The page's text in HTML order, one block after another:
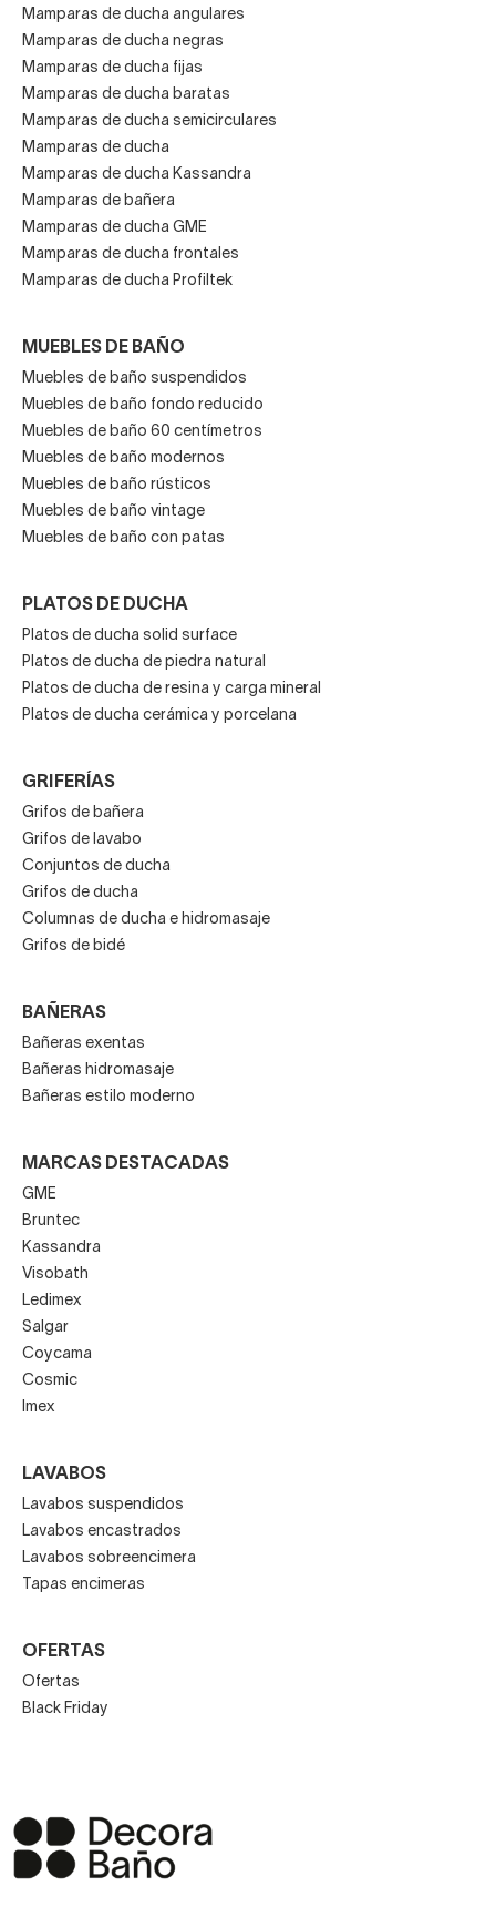
Mamparas de ducha angulares
Mamparas de ducha negras
Mamparas de ducha fijas
Mamparas de ducha baratas
Mamparas de ducha semicirculares
Mamparas de ducha
Mamparas de ducha Kassandra
Mamparas de bañera
Mamparas de ducha GME
Mamparas de ducha frontales
Mamparas de ducha Profiltek
MUEBLES DE BAÑO
Muebles de baño suspendidos
Muebles de baño fondo reducido
Muebles de baño 60 centímetros
Muebles de baño modernos
Muebles de baño rústicos
Muebles de baño vintage
Muebles de baño con patas
PLATOS DE DUCHA
Platos de ducha solid surface
Platos de ducha de piedra natural
Platos de ducha de resina y carga mineral
Platos de ducha cerámica y porcelana
GRIFERÍAS
Grifos de bañera
Grifos de lavabo
Conjuntos de ducha
Grifos de ducha
Columnas de ducha e hidromasaje
Grifos de bidé
BAÑERAS
Bañeras exentas
Bañeras hidromasaje
Bañeras estilo moderno
MARCAS DESTACADAS
GME
Bruntec
Kassandra
Visobath
Ledimex
Salgar
Coycama
Cosmic
Imex
LAVABOS
Lavabos suspendidos
Lavabos encastrados
Lavabos sobreencimera
Tapas encimeras
OFERTAS
Ofertas
Black Friday